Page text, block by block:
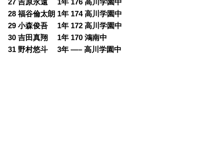
27 吉原永遠 1年 176 高川学園中
28 福谷倫太朗 1年 174 高川学園中
29 小森俊吾 1年 172 高川学園中
30 吉田真翔 1年 170 鴻南中
31 野村悠斗 3年 —– 高川学園中